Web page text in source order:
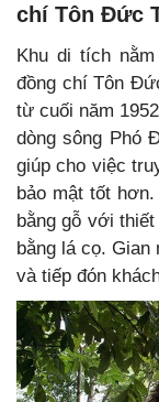
chí Tôn Đức
Khu di tích
đồng chí Tôn
từ cuối năm
dòng sông Phó
giúp cho việc
bảo mật tốt
bằng gỗ với
bằng lá cọ.
và tiếp đón